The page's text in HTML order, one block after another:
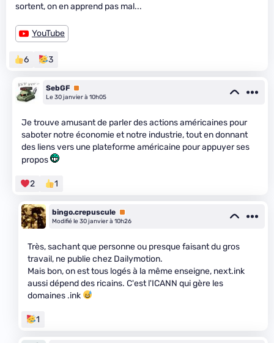
sortent, on en apprend pas mal...
YouTube
6 3
SebGF Premium
Le 30 janvier à 10h05
Je trouve amusant de parler des actions américaines pour
saboter notre économie et notre industrie, tout en donnant
des liens vers une plateforme américaine pour appuyer ses
propos
2 1
bingo.crepuscule Premium
Modifié le 30 janvier à 10h26
Très, sachant que personne ou presque faisant du gros
travail, ne publie chez Dailymotion.
Mais bon, on est tous logés à la même enseigne, next.ink
aussi dépend des ricains. C'est l'ICANN qui gère les
domaines .ink
1